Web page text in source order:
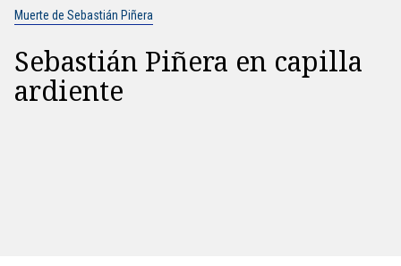
Muerte de Sebastián Piñera
Sebastián Piñera en capilla
ardiente